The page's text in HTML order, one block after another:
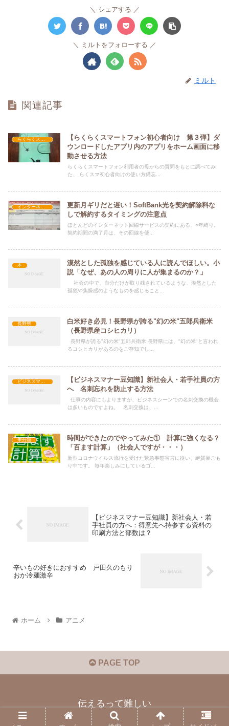
シェアする
ミルトをフォローする
ミルト
関連記事
【らくらくスマートフォン初心者向け 第３弾】ダ
ウンロードしたアプリ内のアプリをホーム画面に移
動させる方法
らくらくスマートフォン利用者の母からの質問をもとに調べてみ
た、 らくスマ初心者向けの使い方備忘...
更新月ギリだと遅い！SoftBank光を契約解除料な
しで解約するタイミングの注意点
ほとんどのインターネット回線サービスの契約にある、○年縛り。
契約期間の満了月は、その回線を使...
本
漠然とした孤独を感じている人に読んでほしい。小
説「なぜ、あの人の周りに人が集まるのか？」
社会の中で、自分だけが取り残されているような、漠然とした
孤独や焦燥感のようなものを感じること...
長野県
白米好き必見！長野県が誇る"幻の米"五郎兵衛米
（長野県産コシヒカリ）
長野県が誇る"幻の米"五郎兵衛米 長野県には、"幻の米"と言われ
るコシヒカリがあるのをご存知でし...
ビジネスマナー
【ビジネスマナー豆知識】新社会人・若手社員の方
へ 名刺忘れを防止する方法
仕事の内容にもよりますが、ビジネスシーンでの名刺交換の機会
は多いものですよね。 名刺交換は、...
未分類
時間ができたのでやってみた① 計算に強くなる？
「百ます計算」（社会人ですが・・・）
新型コロナウイルス流行を受けた緊急事態宣言に従い、絶賛巣ごも
り中です。 毎年楽しみにしているゴ...
【ビジネスマナー豆知識】新社会人・若
手社員の方へ：得意先へ持参する資料の
印刷方法と部数は？
辛いもの好きにおすすめ 戸田久のもり
おか冷麺激辛
ホーム アニメ
PAGE TOP
伝えるって難しい
© 2018 伝えるって難しい.